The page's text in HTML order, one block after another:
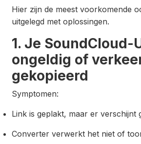
Hier zijn de meest voorkomende
uitgelegd met oplossingen.
1. Je SoundCloud-
ongeldig of
gekopieerd
Symptomen:
Link is geplakt, maar er verschijnt
Converter verwerkt het niet of